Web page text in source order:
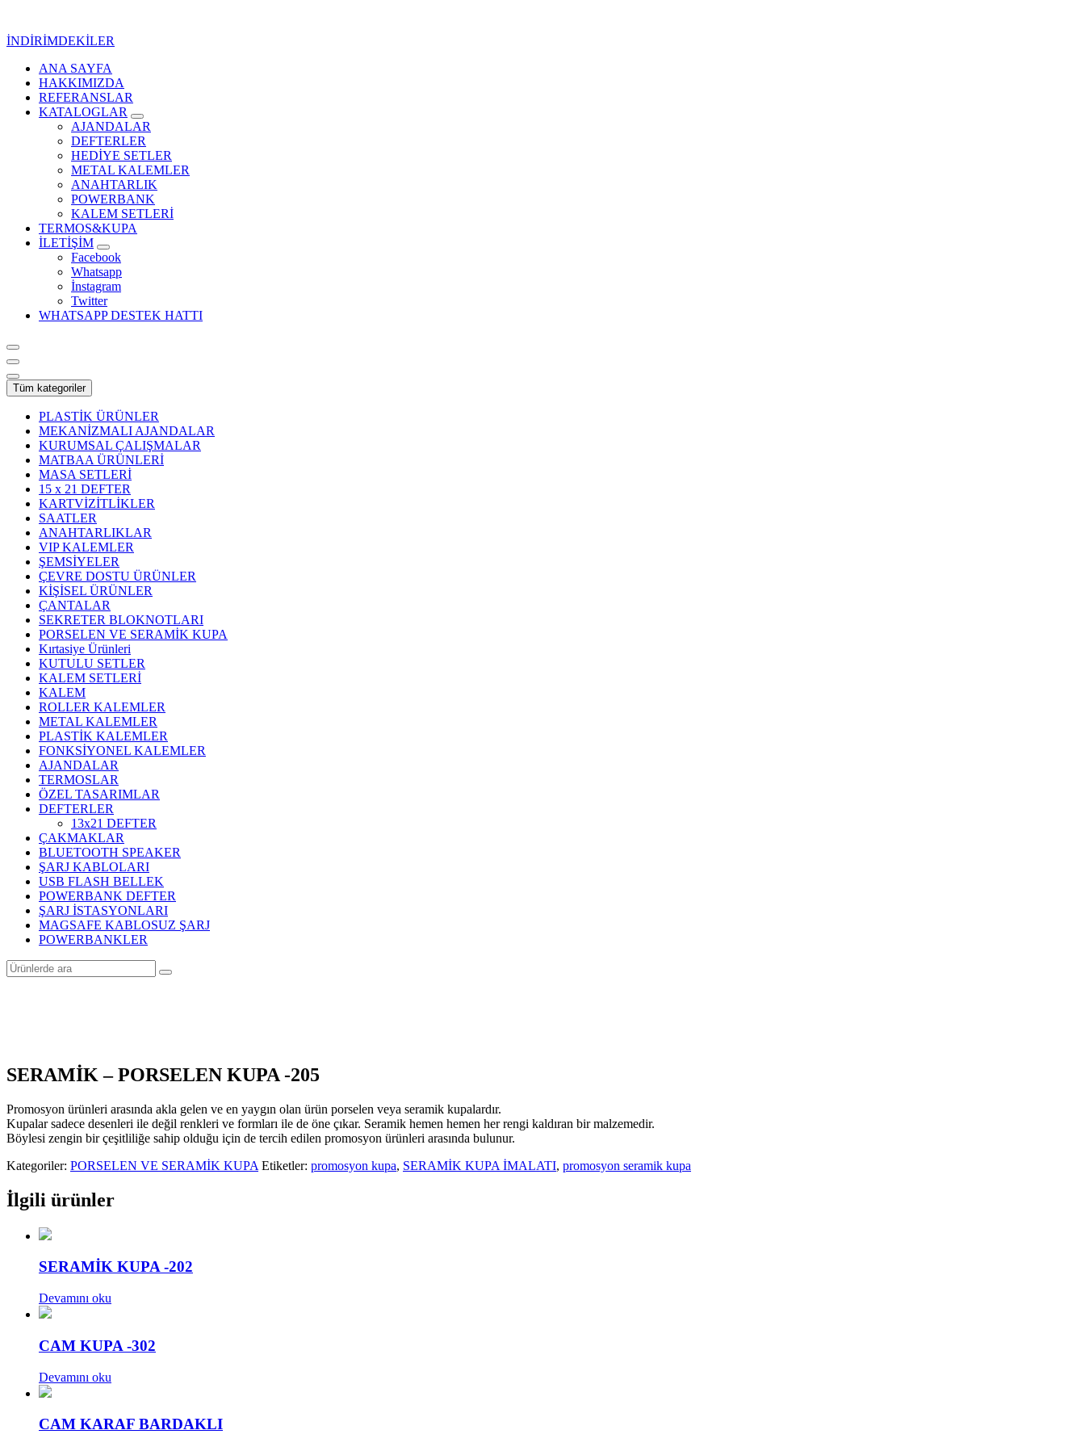
İNDİRİMDEKİLER
Kurumsal Promosyon-Hediyelik
ANA SAYFA
HAKKIMIZDA
REFERANSLAR
KATALOGLAR
AJANDALAR
DEFTERLER
HEDİYE SETLER
METAL KALEMLER
ANAHTARLIK
POWERBANK
KALEM SETLERİ
TERMOS&KUPA
İLETİŞİM
Facebook
Whatsapp
İnstagram
Twitter
WHATSAPP DESTEK HATTI
Tüm kategoriler
PLASTİK ÜRÜNLER
MEKANİZMALI AJANDALAR
KURUMSAL ÇALIŞMALAR
MATBAA ÜRÜNLERİ
MASA SETLERİ
15 x 21 DEFTER
KARTVİZİTLİKLER
SAATLER
ANAHTARLIKLAR
VIP KALEMLER
ŞEMSİYELER
ÇEVRE DOSTU ÜRÜNLER
KİŞİSEL ÜRÜNLER
ÇANTALAR
SEKRETER BLOKNOTLARI
PORSELEN VE SERAMİK KUPA
Kırtasiye Ürünleri
KUTULU SETLER
KALEM SETLERİ
KALEM
ROLLER KALEMLER
METAL KALEMLER
PLASTİK KALEMLER
FONKSİYONEL KALEMLER
AJANDALAR
TERMOSLAR
ÖZEL TASARIMLAR
DEFTERLER
13x21 DEFTER
ÇAKMAKLAR
BLUETOOTH SPEAKER
ŞARJ KABLOLARI
USB FLASH BELLEK
POWERBANK DEFTER
ŞARJ İSTASYONLARI
MAGSAFE KABLOSUZ ŞARJ
POWERBANKLER
SERAMİK – PORSELEN KUPA -205
Promosyon ürünleri arasında akla gelen ve en yaygın olan ürün porselen veya seramik kupalardır.
Kupalar sadece desenleri ile değil renkleri ve formları ile de öne çıkar. Seramik hemen hemen her rengi kaldıran bir malzemedir.
Böylesi zengin bir çeşitliliğe sahip olduğu için de tercih edilen promosyon ürünleri arasında bulunur.
Kategoriler: PORSELEN VE SERAMİK KUPA Etiketler: promosyon kupa, SERAMİK KUPA İMALATI, promosyon seramik kupa
İlgili ürünler
SERAMİK KUPA -202
Devamını oku
CAM KUPA -302
Devamını oku
CAM KARAF BARDAKLI